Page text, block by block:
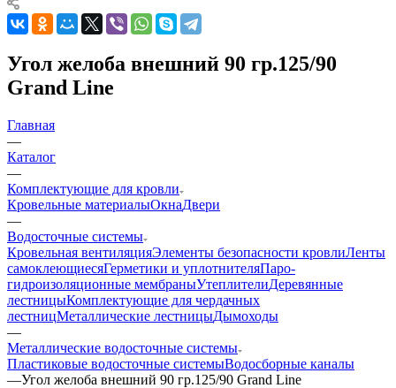
Угол желоба внешний 90 гр.125/90
Grand Line
Главная
—
Каталог
—
Комплектующие для кровли
Кровельные материалыОкнаДвери
—
Водосточные системы
Кровельная вентиляцияЭлементы безопасности кровлиЛенты
самоклеющиесяГерметики и уплотнителяПаро-
гидроизоляционные мембраныУтеплителиДеревянные
лестницыКомплектующие для чердачных
лестницМеталлические лестницыДымоходы
—
Металлические водосточные системы
Пластиковые водосточные системыВодосборные каналы
—Угол желоба внешний 90 гр.125/90 Grand Line